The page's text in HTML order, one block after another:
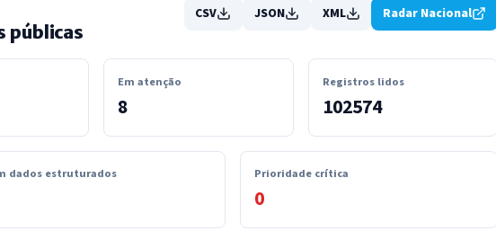
públicas
CSV JSON XML Radar Nacional
Em atenção
8
Registros lidos
102574
dados estruturados Prioridade crítica
0